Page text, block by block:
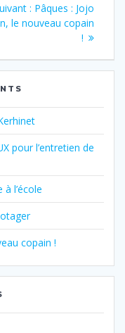
: Article
suivant
Pâques : Jojo
le nouveau copain
!
pour l’entretien de
l’école
copain !